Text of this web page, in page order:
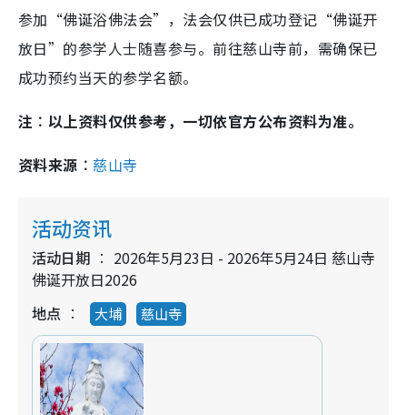
参加“佛诞浴佛法会”，法会仅供已成功登记“佛诞开
放日”的参学人士随喜参与。前往慈山寺前，需确保已
成功预约当天的参学名额。
注︰以上资料仅供参考，一切依官方公布资料为准。
资料来源︰ 慈山寺
活动资讯
活动日期
2026年5月23日 - 2026年5月24日 慈山寺
佛诞开放日2026
地点
大埔 慈山寺